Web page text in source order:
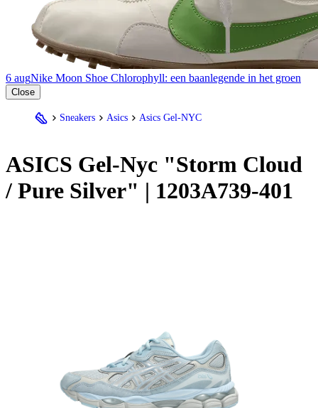
6 augNike Moon Shoe Chlorophyll: een baanlegende in het groen
Close
Sneakers Asics Asics Gel-NYC
ASICS Gel-Nyc "Storm Cloud
/ Pure Silver" | 1203A739-401